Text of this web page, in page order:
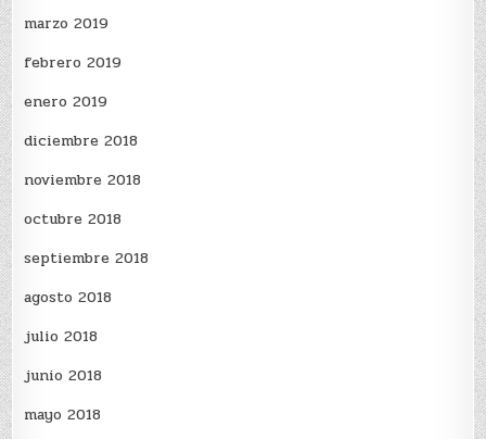
marzo 2019
febrero 2019
enero 2019
diciembre 2018
noviembre 2018
octubre 2018
septiembre 2018
agosto 2018
julio 2018
junio 2018
mayo 2018